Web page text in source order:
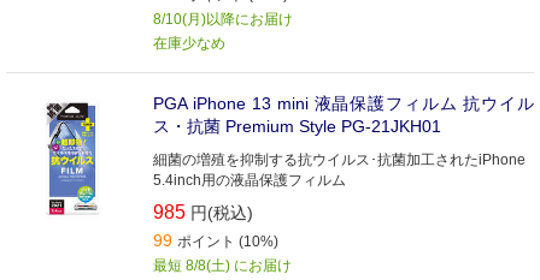
8/10(月)以降にお届け
在庫少なめ
PGA iPhone 13 mini 液晶保護フィルム 抗ウイル
ス・抗菌 Premium Style PG-21JKH01
細菌の増殖を抑制する抗ウイルス･抗菌加工されたiPhone
5.4inch用の液晶保護フィルム
985 円(税込)
99 ポイント (10%)
最短 8/8(土) にお届け